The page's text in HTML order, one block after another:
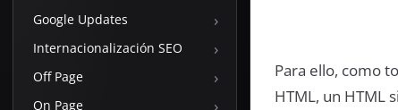
Google Updates ›
Internacionalización SEO ›
Off Page ›
On Page ›
Para ello, como
HTML, un HTML